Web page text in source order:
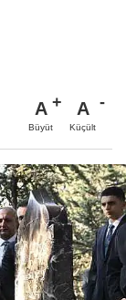
A
Büyüt
A
Küçült